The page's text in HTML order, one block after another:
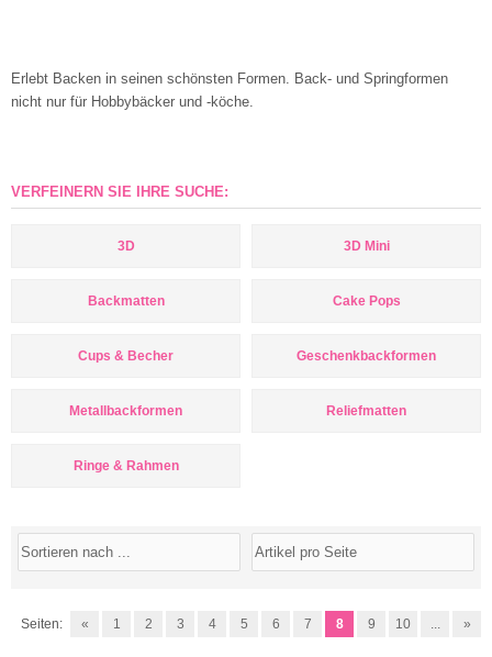
Erlebt Backen in seinen schönsten Formen. Back- und Springformen
nicht nur für Hobbybäcker und -köche.
VERFEINERN SIE IHRE SUCHE:
3D 3D Mini
Backmatten Cake Pops
Cups & Becher Geschenkbackformen
Metallbackformen Reliefmatten
Ringe & Rahmen
Seiten: « 1 2 3 4 5 6 7 8 9 10 ... »